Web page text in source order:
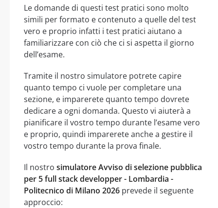
Le domande di questi test pratici sono molto
simili per formato e contenuto a quelle del test
vero e proprio infatti i test pratici aiutano a
familiarizzare con ciò che ci si aspetta il giorno
dell’esame.
Tramite il nostro simulatore potrete capire
quanto tempo ci vuole per completare una
sezione, e imparerete quanto tempo dovrete
dedicare a ogni domanda. Questo vi aiuterà a
pianificare il vostro tempo durante l’esame vero
e proprio, quindi imparerete anche a gestire il
vostro tempo durante la prova finale.
Il nostro simulatore Avviso di selezione pubblica
per 5 full stack developper - Lombardia -
Politecnico di Milano 2026 prevede il seguente
approccio: